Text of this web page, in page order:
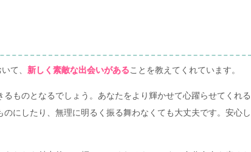
て、 新しく素敵な出会いがあることを教えてくれています。
ものとなるでしょう。あなたをより輝かせて心躍らせてくれる
にしたり、無理に明るく振る舞わなくても大丈夫です。安心し